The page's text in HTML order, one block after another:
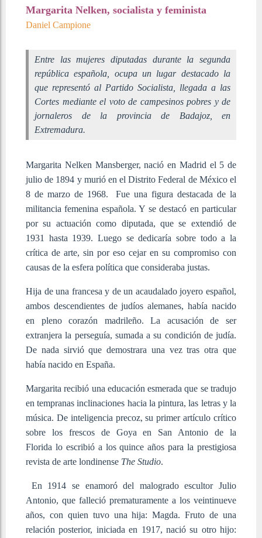
Margarita Nelken, socialista y feminista
Daniel Campione
Entre las mujeres diputadas durante la segunda
república española, ocupa un lugar destacado la
que representó al Partido Socialista, llegada a las
Cortes mediante el voto de campesinos pobres y de
jornaleros de la provincia de Badajoz, en
Extremadura.
Margarita Nelken Mansberger, nació en Madrid el 5 de
julio de 1894 y murió en el Distrito Federal de México el
8 de marzo de 1968. Fue una figura destacada de la
militancia femenina española.​ Y se destacó en particular
por su actuación como diputada, que se extendió de
1931 hasta 1939. Luego se dedicaría sobre todo a la
crítica de arte, sin por eso cejar en su compromiso con
causas de la esfera política que consideraba justas.
Hija de una francesa y de un acaudalado joyero español,
ambos descendientes de judíos alemanes, había nacido
en pleno corazón madrileño. La acusación de ser
extranjera la perseguía, sumada a su condición de judía.
De nada sirvió que demostrara una vez tras otra que
había nacido en España.
Margarita recibió una educación esmerada que se tradujo
en tempranas inclinaciones hacia la pintura, las letras y la
música. De inteligencia precoz, su primer artículo crítico
sobre los frescos de Goya en San Antonio de la
Florida lo escribió a los quince años para la prestigiosa
revista de arte londinense The Studio. ​
En 1914 se enamoró del malogrado escultor Julio
Antonio, que falleció prematuramente a los veintinueve
años, con quien tuvo una hija: Magda. Fruto de una
relación posterior, iniciada en 1917, nació su otro hijo: